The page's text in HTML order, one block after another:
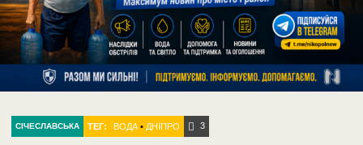
СІЧЕСЛАВСЬКА ТЕГ: ВОДА • ДНІПРО 3